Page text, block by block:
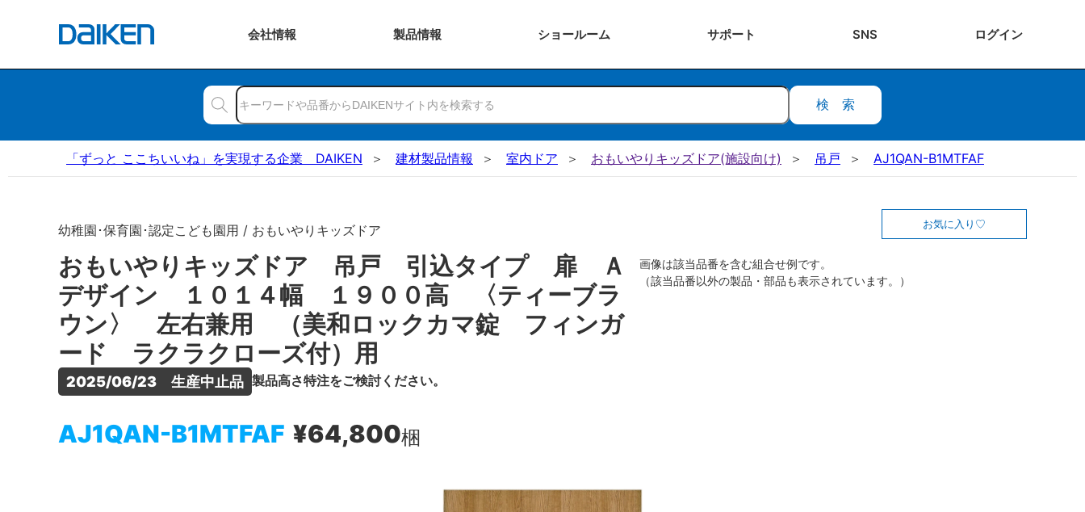
会社情報 製品情報 ショールーム サポート SNS ログイン
検索
「ずっと ここちいいね」を実現する企業 DAIKEN 建材製品情報 室内ドア おもいやりキッズドア(施設向け) 吊戸 AJ1QAN-B1MTFAF
幼稚園･保育園･認定こども園用 / おもいやりキッズドア
おもいやりキッズドア 吊戸 引込タイプ 扉 Ａ
デザイン １０１４幅 １９００高 〈ティーブラ
ウン〉 左右兼用 （美和ロックカマ錠 フィンガ
ード ラクラクローズ付）用
2025/06/23　生産中止品 製品高さ特注をご検討ください。
AJ1QAN-B1MTFAF ¥64,800梱
お気に入り
画像は該当品番を含む組合せ例です。
（該当品番以外の製品・部品も表示されています。）